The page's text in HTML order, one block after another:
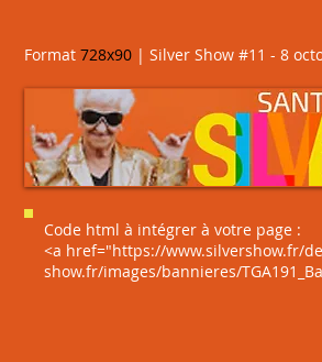
Format 728x90 | Silver Show #11 - 8
Code html à intégrer à votre page :
<a href="https://www.silvershow.fr/
show.fr/images/bannieres/